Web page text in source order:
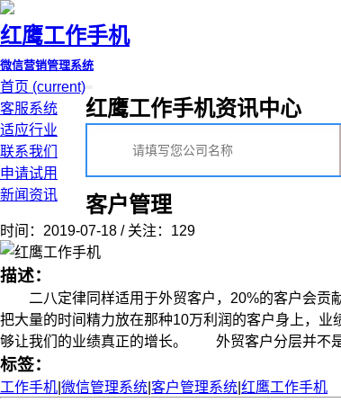
红鹰工作手机
微信营销管理系统
首页 (current)
客服系统
适应行业
联系我们
申请试用
新闻资讯
红鹰工作手机资讯中心
客户管理
时间：2019-07-18 / 关注：129
描述：
二八定律同样适用于外贸客户，20%的客户会贡献
把大量的时间精力放在那种10万利润的客户身上
够让我们的业绩真正的增长。 外贸客户分层并不是
标签：
工作手机 微信管理系统 客户管理系统 红鹰工作手机